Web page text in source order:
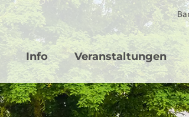
Info Veranstaltungen